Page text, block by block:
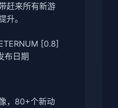
赶来所有新游
升。
[0.8]
布日期
，80+个新动